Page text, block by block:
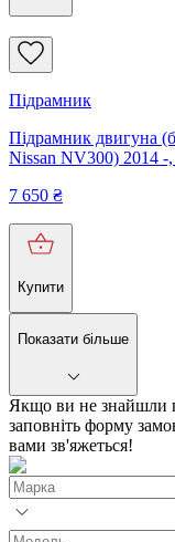
Підрамник
Підрамник двигуна
Nissan NV300) 2014 -
7 650 ₴
Купити
Показати більше
Якщо ви не знайшли
заповніть форму
вами зв'яжеться!